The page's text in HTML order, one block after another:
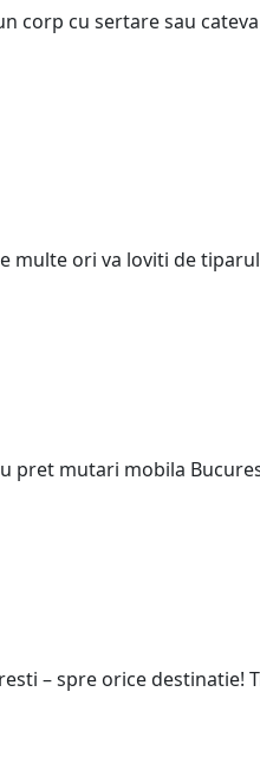
corp cu sertare sau
ori va loviti de
pret mutari mobila
– spre orice